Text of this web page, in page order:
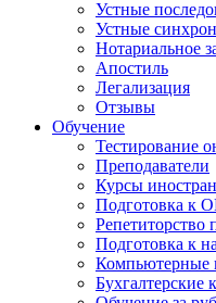
Устные
Устные
Нотариальное
Апостиль
Легализация
Отзывы
Обучение
Тестирование
Преподаватели
Курсы
Подготовка к
Репетиторство
Подготовка к
Компьютерные
Бухгалтерские